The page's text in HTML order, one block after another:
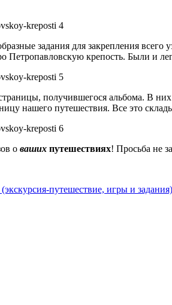
задания для закрепления
Петропавловскую крепость. Были и
получившегося альбома. В них
нашего путешествия. Все это
о ваших путешествиях! Просьба не
путешествие, игры и задания)